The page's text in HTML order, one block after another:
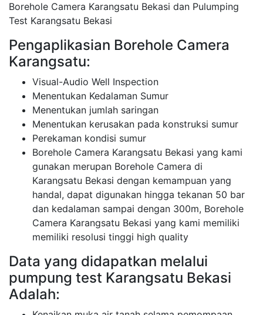
Borehole Camera Karangsatu Bekasi dan Pulumping
Test Karangsatu Bekasi
Pengaplikasian Borehole Camera
Karangsatu:
Visual-Audio Well Inspection
Menentukan Kedalaman Sumur
Menentukan jumlah saringan
Menentukan kerusakan pada konstruksi sumur
Perekaman kondisi sumur
Borehole Camera Karangsatu Bekasi yang kami
gunakan merupan Borehole Camera di
Karangsatu Bekasi dengan kemampuan yang
handal, dapat digunakan hingga tekanan 50 bar
dan kedalaman sampai dengan 300m, Borehole
Camera Karangsatu Bekasi yang kami memiliki
memiliki resolusi tinggi high quality
Data yang didapatkan melalui
pumpung test Karangsatu Bekasi
Adalah: